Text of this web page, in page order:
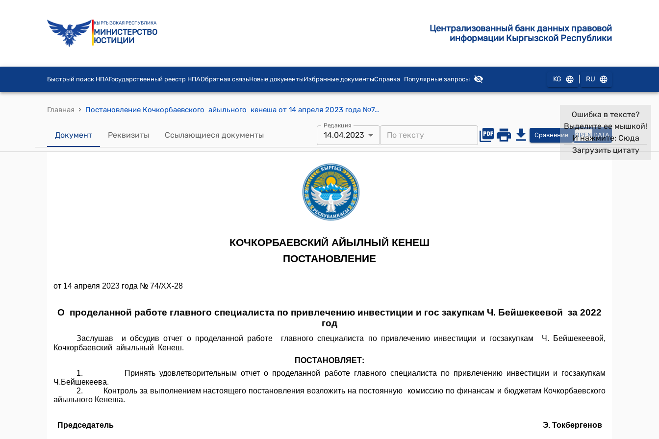
КЫРГЫЗСКАЯ РЕСПУБЛИКА
МИНИСТЕРСТВО
ЮСТИЦИИ
Централизованный банк данных правовой
информации Кыргызской Республики
Быстрый поиск НПАГосударственный реестр НПАОбратная связьНовые документыИзбранные документыСправка Популярные запросы KG RU
Главная › Постановление Кочкорбаевского айыльного кенеша от 14 апреля 2023 года №74/XX-28 " О проделанной работе главного специалиста по привлечению инвестиции и госзакупкам Ч. Бейшекеевой за 2022 год"
Документ Реквизиты Ссылающиеся документы
Редакция
14.04.2023 Сравнение OPEN DATA
Ошибка в тексте?
Выделите ее мышкой!
И нажмите: Сюда
Загрузить цитату